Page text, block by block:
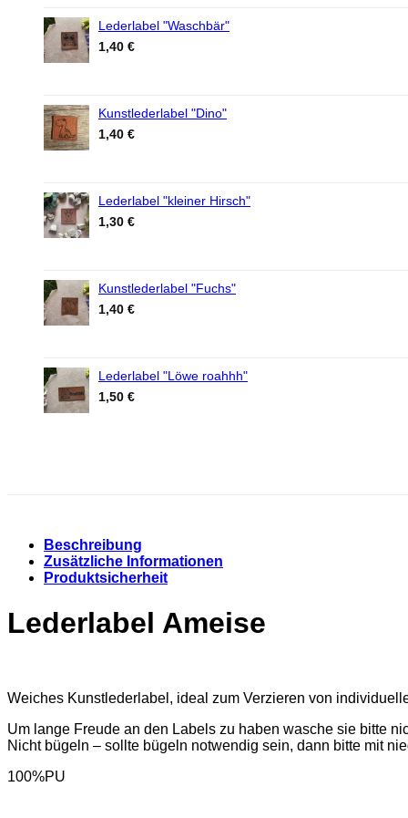
Lederlabel "Waschbär"
1,40 €
Kunstlederlabel "Dino"
1,40 €
Lederlabel "kleiner Hirsch"
1,30 €
Kunstlederlabel "Fuchs"
1,40 €
Lederlabel "Löwe roahhh"
1,50 €
Beschreibung
Zusätzliche Informationen
Produktsicherheit
Lederlabel Ameise
Weiches Kunstlederlabel, ideal zum Verzieren von
Um lange Freude an den Labels zu haben wasche sie bitte
Nicht bügeln – sollte bügeln notwendig sein, dann bitte mit
100%PU